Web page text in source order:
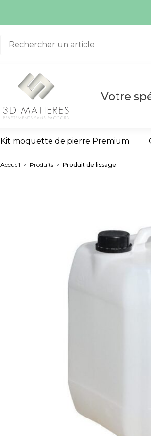
Votre
Kit moquette de pierre Premium
Accueil > Produits > Produit de lissage